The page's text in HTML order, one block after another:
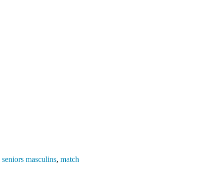
seniors masculins, match